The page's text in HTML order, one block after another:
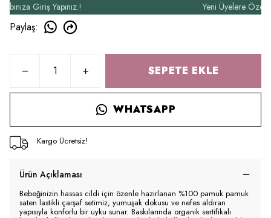
Giriş Yapınız.! Yeni Üyelere Özel
Paylaş:
SEPETE EKLE
WHATSAPP
Kargo Ücretsiz!
Ürün Açıklaması
Bebeğinizin hassas cildi için özenle hazırlanan %100 pamuk pamuk
saten lastikli çarşaf setimiz, yumuşak dokusu ve nefes aldıran
yapısıyla konforlu bir uyku sunar. Baskılarında organik sertifikalı